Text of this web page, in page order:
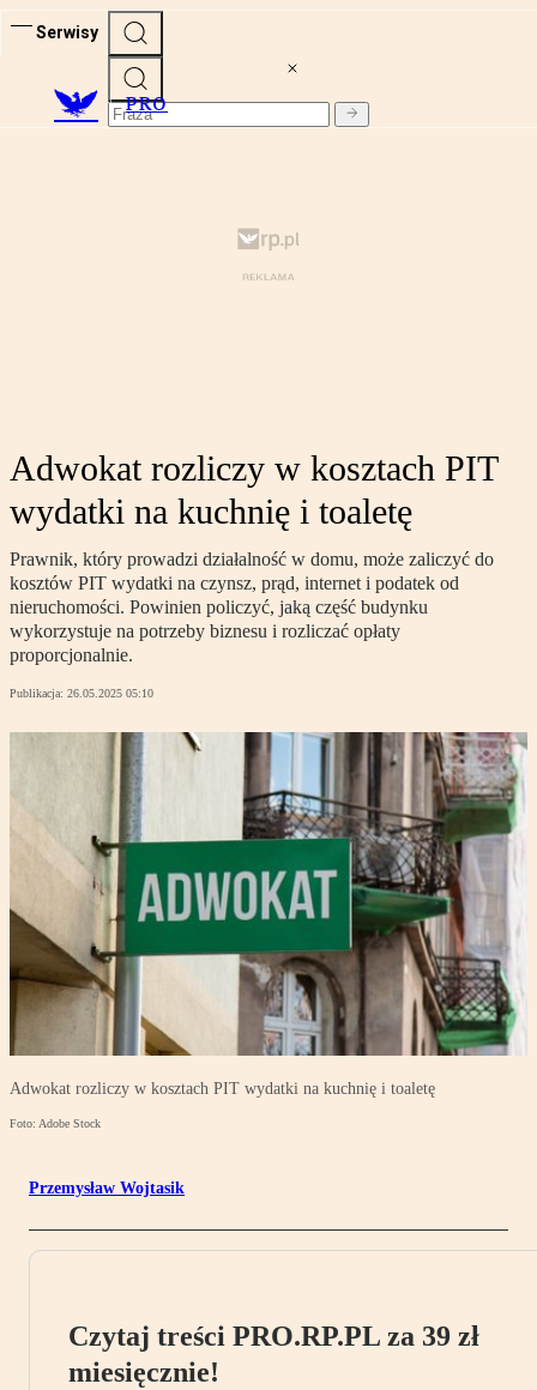
Serwisy
PRO
Adwokat rozliczy w kosztach PIT
wydatki na kuchnię i toaletę
Prawnik, który prowadzi działalność w domu, może zaliczyć do
kosztów PIT wydatki na czynsz, prąd, internet i podatek od
nieruchomości. Powinien policzyć, jaką część budynku
wykorzystuje na potrzeby biznesu i rozliczać opłaty
proporcjonalnie.
Publikacja: 26.05.2025 05:10
Adwokat rozliczy w kosztach PIT wydatki na kuchnię i toaletę
Foto: Adobe Stock
Przemysław Wojtasik
Czytaj treści PRO.RP.PL za 39 zł
miesięcznie!